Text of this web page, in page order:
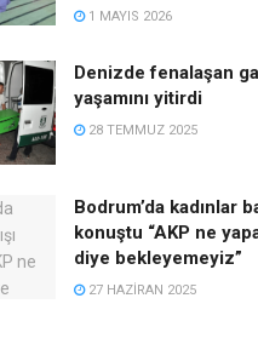
1 MAYIS 2026
Denizde fenalaşan
yaşamını yitirdi
28 TEMMUZ 2025
Bodrum’da kadınlar
konuştu “AKP ne
diye bekleyemeyiz”
27 HAZIRAN 2025